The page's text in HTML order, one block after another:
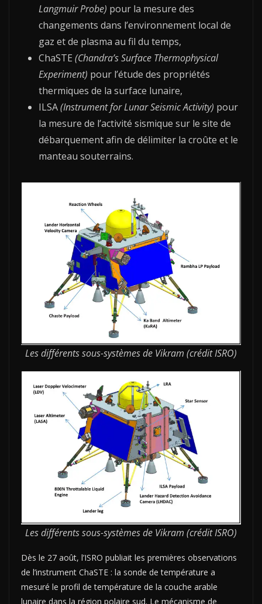
Langmuir Probe) pour la mesure des
changements dans l’environnement local de
gaz et de plasma au fil du temps,
ChaSTE (Chandra’s Surface Thermophysical
Experiment) pour l’étude des propriétés
thermiques de la surface lunaire,
ILSA(Instrument for Lunar Seismic Activity) pour
la mesure de l’activité sismique sur le site de
débarquement afin de délimiter la croûte et le
manteau souterrains.
Les différents sous-systèmes de Vikram (crédit ISRO)
Les différents sous-systèmes de Vikram (crédit ISRO)
Dès le 27 août, l’ISRO publiait les premières observations
de l’instrument ChaSTE : la sonde de température a
mesuré le profil de température de la couche arable
lunaire dans la région polaire sud. Le mécanisme de